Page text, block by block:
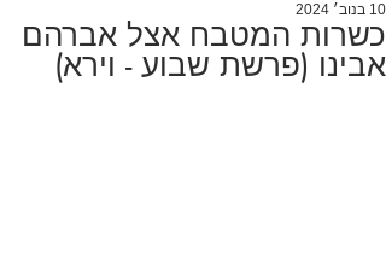
כשרות המטבח אצל אברהם
אבינו (פרשת שבוע - וירא)
10 בנוב׳ 2024